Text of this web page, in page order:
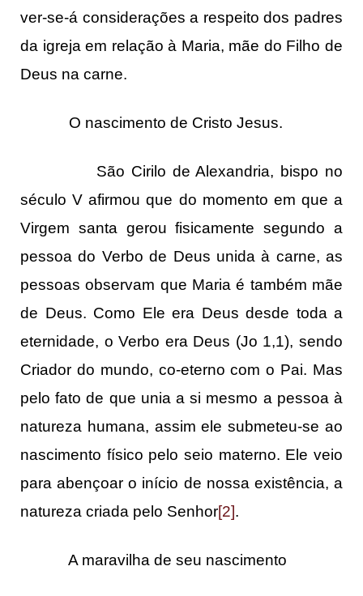
ver-se-á considerações a respeito dos padres
da igreja em relação à Maria, mãe do Filho de
Deus na carne.
O nascimento de Cristo Jesus.
São Cirilo de Alexandria, bispo no
século V afirmou que do momento em que a
Virgem santa gerou fisicamente segundo a
pessoa do Verbo de Deus unida à carne, as
pessoas observam que Maria é também mãe
de Deus. Como Ele era Deus desde toda a
eternidade, o Verbo era Deus (Jo 1,1), sendo
Criador do mundo, co-eterno com o Pai. Mas
pelo fato de que unia a si mesmo a pessoa à
natureza humana, assim ele submeteu-se ao
nascimento físico pelo seio materno. Ele veio
para abençoar o início de nossa existência, a
natureza criada pelo Senhor[2].
A maravilha de seu nascimento